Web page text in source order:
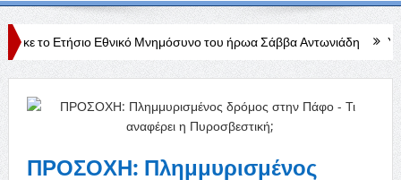
Εθνικό Μνημόσυνο του ήρωα Σάββα Αντωνιάδη Υπό έλεγχο η
ΠΡΟΣΟΧΗ: Πλημμυρισμένος